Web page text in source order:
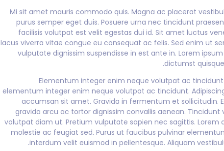
Mi sit amet mauris commodo quis. Magna ac placerat
purus semper eget duis. Posuere urna nec tincidunt
facilisis volutpat est velit egestas dui id. Sit amet luctus
lacus viverra vitae congue eu consequat ac felis. Sed enim ut
vulputate dignissim suspendisse in est ante in. Lorem
dictumst
Elementum integer enim neque volutpat ac
elementum integer enim neque volutpat ac tincidunt.
accumsan sit amet. Gravida in fermentum et sollicitudin.
gravida arcu ac tortor dignissim convallis aenean.
volutpat diam ut. Pretium vulputate sapien nec sagittis. Lorem
molestie ac feugiat sed. Purus ut faucibus pulvinar
interdum velit euismod in pellentesque. Aliquam